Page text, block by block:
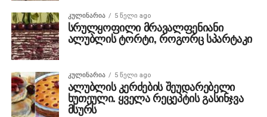
ᲙᲣᲚᲘᲜᲐᲠᲘᲐ 5 წელი ago
სრულყოფილი მრავალფენიანი
ალუბლის ტორტი, როგორც სპარტაკი
ᲙᲣᲚᲘᲜᲐᲠᲘᲐ 5 წელი ago
ალუბლის კერძების შეუდარებელი
ხუთეული. ყველა რეცეპტის გასინჯვა
მსურს